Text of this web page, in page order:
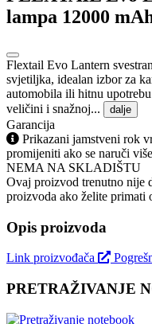
lampa 12000
Flextail Evo Lantern
svjetiljka, idealan izbor za
automobila ili hitnu
veličini i snažnoj...
dalje
Garancija
Prikazani jamstveni rok
promijeniti ako se naruči
NEMA NA SKLADIŠTU
Ovaj proizvod trenutno nije
proizvoda ako želite primati
Opis proizvoda
Link proizvođača
PRETRAŽIVANJE